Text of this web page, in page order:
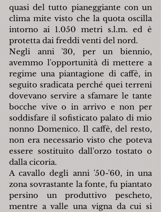
quasi del tutto pianeggiante con un
clima mite visto che la quota oscilla
intorno ai 1.050 metri s.l.m. ed è
protetta dai freddi venti del nord.
Negli anni '30, per un biennio,
avemmo l'opportunità di mettere a
regime una piantagione di caffè, in
seguito sradicata perché quei terreni
dovevano servire a sfamare le tante
bocche vive o in arrivo e non per
soddisfare il sofisticato palato di mio
nonno Domenico. Il caffè, del resto,
non era necessario visto che poteva
essere sostituito dall'orzo tostato o
dalla cicoria.
A cavallo degli anni '50-'60, in una
zona sovrastante la fonte, fu piantato
persino un produttivo pescheto,
mentre a valle una vigna da cui si